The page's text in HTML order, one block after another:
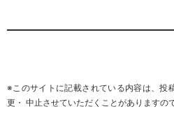
※このサイトに記載されている内容は、投
更・ 中止させていただくことがありますの